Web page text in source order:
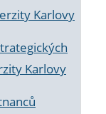
Karlovy
Karlovy